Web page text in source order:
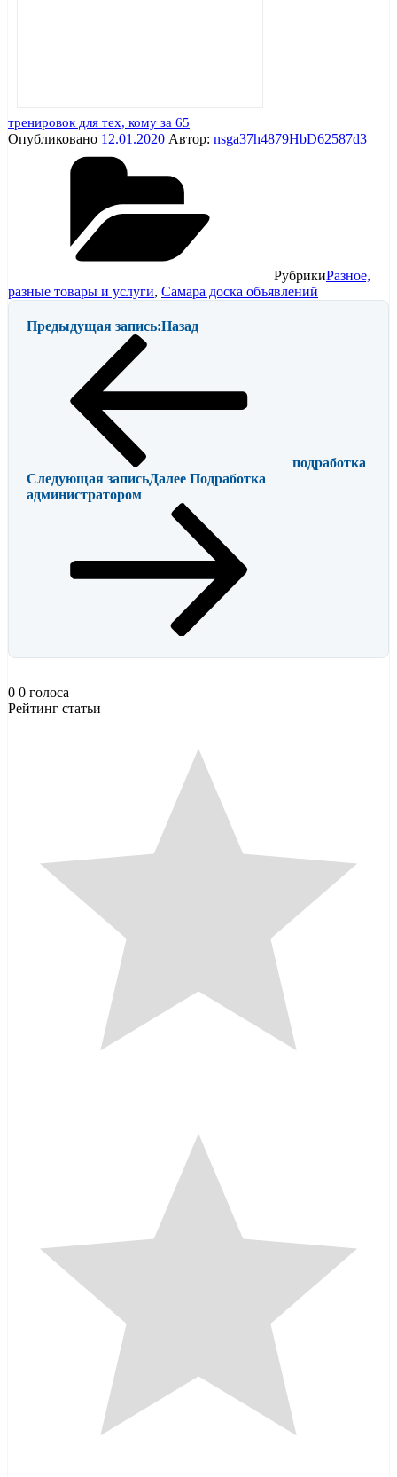
тренировок для тех, кому за 65
Опубликовано 12.01.2020 Автор: nsga37h4879HbD62587d3
РубрикиРазное,
разные товары и услуги, Самара доска объявлений
Предыдущая запись:Назад
подработка
Следующая записьДалее Подработка
администратором
0 0 голоса
Рейтинг статьи